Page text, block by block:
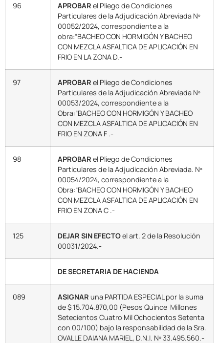
96 APROBAR el Pliego de Condiciones
Particulares de la Adjudicación Abreviada Nº
00052/2024, correspondiente a la
obra:“BACHEO CON HORMIGÓN Y BACHEO
CON MEZCLA ASFALTICA DE APLICACIÓN EN
FRIO EN LA ZONA D.-
97 APROBAR el Pliego de Condiciones
Particulares de la Adjudicación Abreviada Nº
00053/2024, correspondiente a la
Obra:“BACHEO CON HORMIGÓN Y BACHEO
CON MEZCLA ASFALTICA DE APLICACIÓN EN
FRIO EN ZONA F .-
98 APROBAR el Pliego de Condiciones
Particulares de la Adjudicación Abreviada. Nº
00054/2024, correspondiente a la
Obra:“BACHEO CON HORMIGÓN Y BACHEO
CON MEZCLA ASFALTICA DE APLICACIÓN EN
FRIO EN ZONA C .-
125 DEJAR SIN EFECTOel art. 2 de la Resolución
00031/2024.-
DE SECRETARIA DE HACIENDA
089 ASIGNAR una PARTIDA ESPECIAL por la suma
de $ 15.704.870,00 (Pesos Quince Millones
Setecientos Cuatro Mil Ochocientos Setenta
con 00/100) bajo la responsabilidad de la Sra.
OVALLE DAIANA MARIEL, D.N.I. Nº 33.495.560.-